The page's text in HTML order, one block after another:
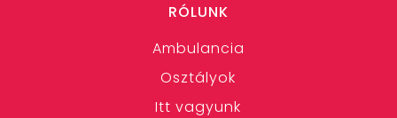
RÓLUNK
Ambulancia
Osztályok
Itt vagyunk